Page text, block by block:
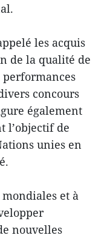
les acquis
de la qualité de
performances
concours
également
l’objectif de
unies en
et à
nouvelles